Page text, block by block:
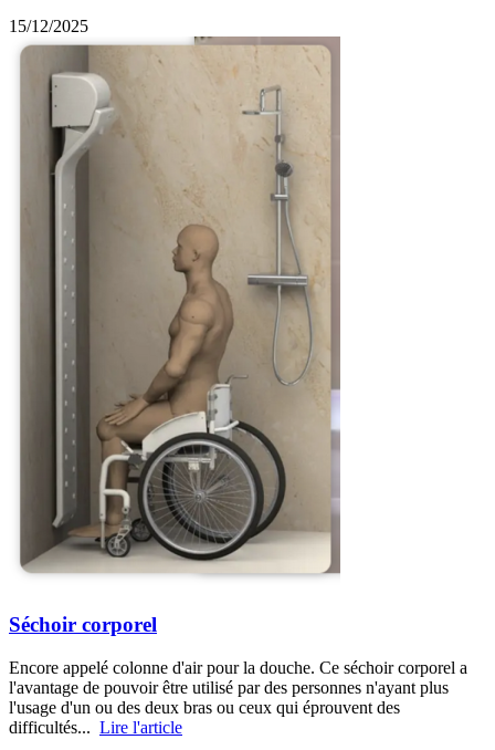
15/12/2025
Séchoir corporel
Encore appelé colonne d'air pour la douche. Ce séchoir corporel a
l'avantage de pouvoir être utilisé par des personnes n'ayant plus
l'usage d'un ou des deux bras ou ceux qui éprouvent des
difficultés... Lire l'article